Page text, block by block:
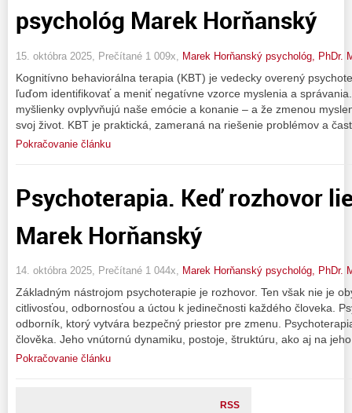
psychológ Marek Horňanský
15. októbra 2025, Prečítané 1 009x, Marek Horňanský psychológ, PhDr.
Kognitívno behaviorálna terapia (KBT) je vedecky overený
ľuďom identifikovať a meniť negatívne vzorce myslenia a
myšlienky ovplyvňujú naše emócie a konanie – a že zmenou
svoj život. KBT je praktická, zameraná na riešenie problémov a
Pokračovanie článku
Psychoterapia. Keď rozhovor
Marek Horňanský
14. októbra 2025, Prečítané 1 044x, Marek Horňanský psychológ, PhDr.
Základným nástrojom psychoterapie je rozhovor. Ten však nie je
citlivosťou, odbornosťou a úctou k jedinečnosti každého človeka.
odborník, ktorý vytvára bezpečný priestor pre zmenu.
člověka. Jeho vnútornú dynamiku, postoje, štruktúru, ako aj na
Pokračovanie článku
RSS